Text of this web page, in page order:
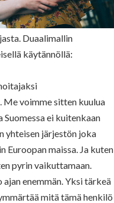
Duaalimallin
käytännöllä:
voimme sitten kuulua
ei kuitenkaan
yhteisen järjestön joka
Euroopan maissa. Ja kuten
pyrin vaikuttamaan.
enemmän. Yksi tärkeä
mitä tämä henkilö